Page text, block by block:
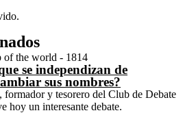
se independizan de
sus nombres?
y tesorero del Club de Debate
hoy un interesante debate.